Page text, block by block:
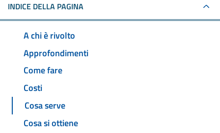
INDICE DELLA PAGINA
A chi è rivolto
Approfondimenti
Come fare
Costi
Cosa serve
Cosa si ottiene